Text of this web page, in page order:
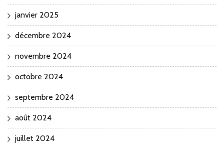
janvier 2025
décembre 2024
novembre 2024
octobre 2024
septembre 2024
août 2024
juillet 2024